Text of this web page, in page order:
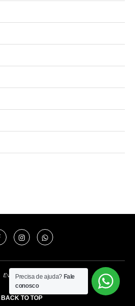
Evo Imóveis
BACK TO TOP
Precisa de ajuda? Fale
conosco